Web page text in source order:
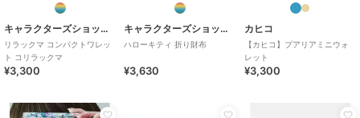
キャラクターズショップ ラフラフ
リラックマ コンパクトワレッ
ト コリラックマ
¥3,300
キャラクターズショップ ラフラフ
ハローキティ 折り財布
¥3,630
カヒコ
【カヒコ】プアリアミニウォ
レット
¥3,300